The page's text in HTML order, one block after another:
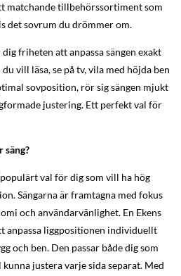
matchande tillbehörssortiment som
det sovrum du drömmer om.
friheten att anpassa sängen exakt
vill läsa, se på tv, vila med höjda ben
sovposition, rör sig sängen mjukt
justering. Ett perfekt val för
säng?
val för dig som vill ha hög
Sängarna är framtagna med fokus
och användarvänlighet. En Ekens
anpassa liggpositionen individuellt
och ben. Den passar både dig som
justera varje sida separat. Med